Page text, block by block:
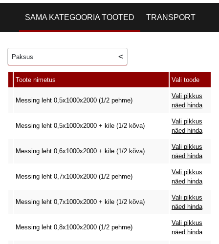
SAMA KATEGOORIA TOOTED TRANSPORT
Paksus
Toote nimetus Vali toode
Messing leht 0,5x1000x2000 (1/2 pehme)
Vali pikkus
näed hinda
Messing leht 0,5x1000x2000 + kile (1/2 kõva)
Vali pikkus
näed hinda
Messing leht 0,6x1000x2000 + kile (1/2 kõva)
Vali pikkus
näed hinda
Messing leht 0,7x1000x2000 (1/2 pehme)
Vali pikkus
näed hinda
Messing leht 0,7x1000x2000 + kile (1/2 kõva)
Vali pikkus
näed hinda
Messing leht 0,8x1000x2000 (1/2 pehme)
Vali pikkus
näed hinda